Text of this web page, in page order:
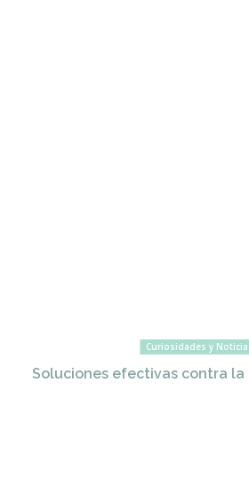
Curiosidades y
Soluciones efectivas contra